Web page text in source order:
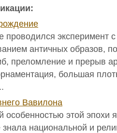
проводился эксперимент
античных образов,
преломление и прерыв
большая
Вавилона
особенностью этой эпохи
знала национальной и